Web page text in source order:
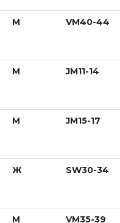
М VM40-44
М JM11-14
М JM15-17
Ж SW30-34
М VM35-39